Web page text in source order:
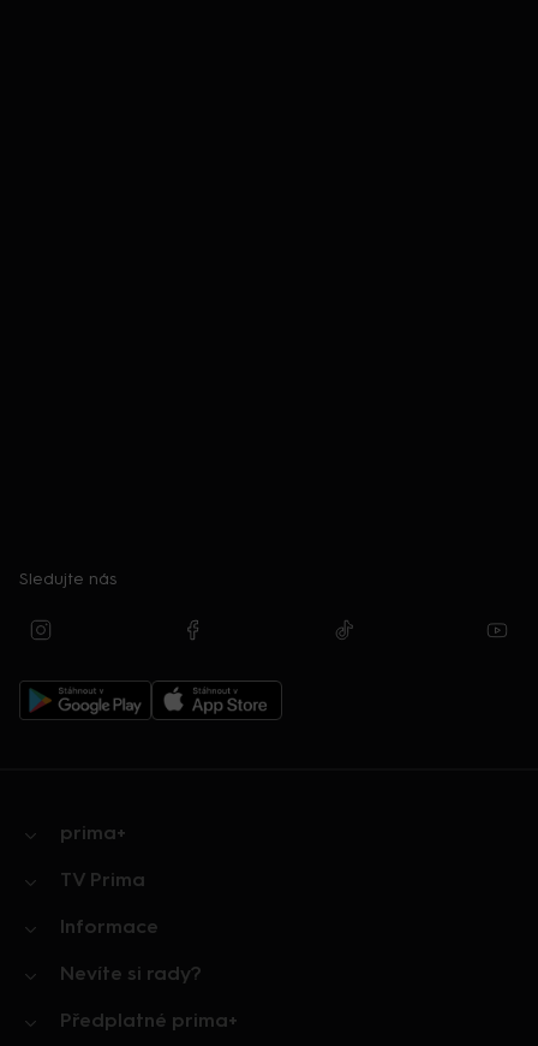
Sledujte nás
prima+
TV Prima
Informace
Nevíte si rady?
Předplatné prima+